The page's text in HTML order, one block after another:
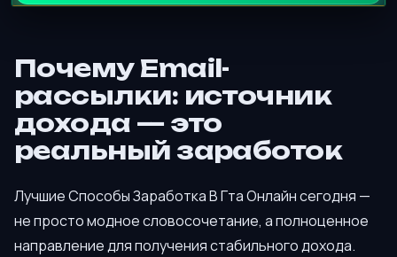
Почему Email-
рассылки: источник
дохода — это
реальный заработок
Лучшие Способы Заработка В Гта Онлайн сегодня —
не просто модное словосочетание, а полноценное
направление для получения стабильного дохода.